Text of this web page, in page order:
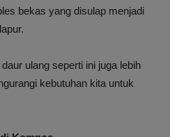
bekas yang disulap menjadi
ulang seperti ini juga lebih
kebutuhan kita untuk